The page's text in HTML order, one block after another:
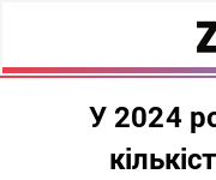
У 2024